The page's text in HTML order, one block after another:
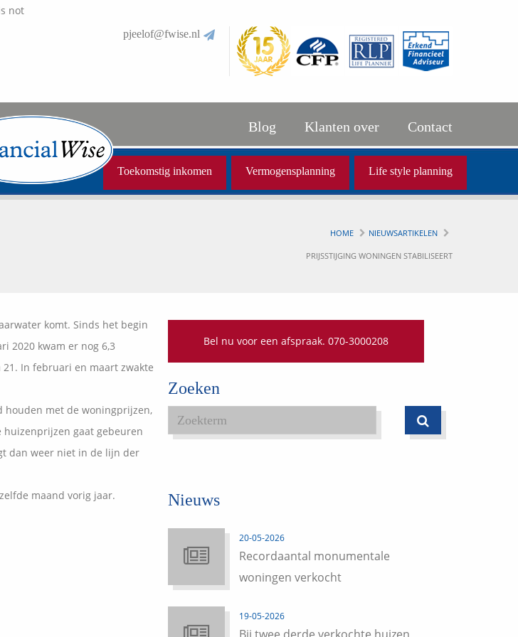
not
pjeelof@fwise.nl
Contact
Klanten over
Blog
Life style planning
Vermogensplanning
Toekomstig inkomen
HOME NIEUWSARTIKELEN
PRIJSSTIJGING WONINGEN STABILISEERT
komt. Sinds het begin
2020 kwam er nog 6,3
In februari en maart zwakte
houden met de woningprijzen,
huizenprijzen gaat gebeuren
dan weer niet in de lijn der
maand vorig jaar.
Bel nu voor een afspraak. 070-3000208
Zoeken
Nieuws
20-05-2026
Recordaantal monumentale
woningen verkocht
19-05-2026